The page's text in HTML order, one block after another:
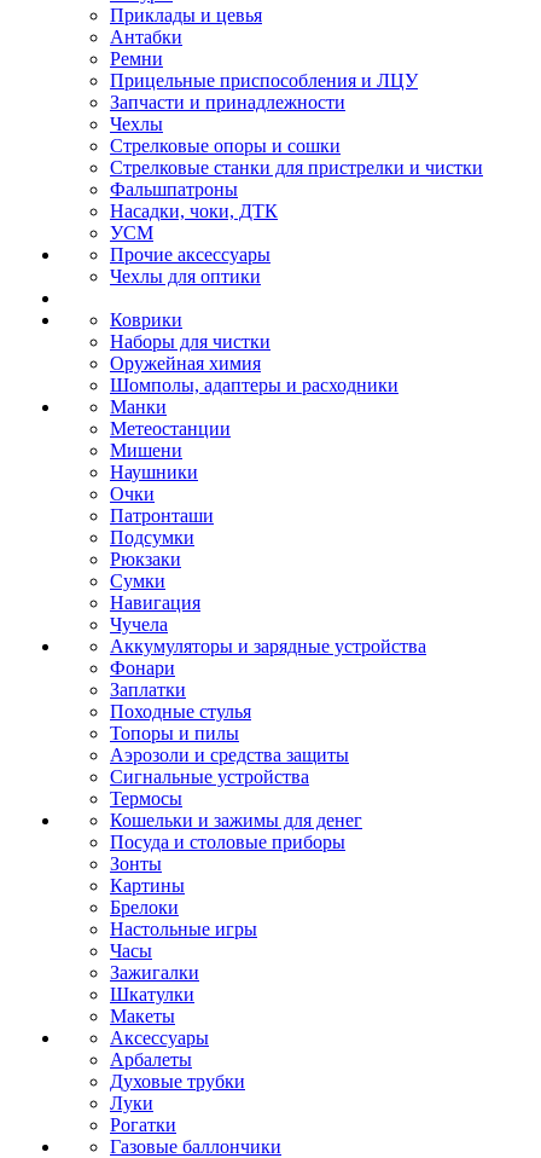
Приклады и цевья
Антабки
Ремни
Прицельные приспособления и ЛЦУ
Запчасти и принадлежности
Чехлы
Стрелковые опоры и сошки
Стрелковые станки для пристрелки и чистки
Фальшпатроны
Насадки, чоки, ДТК
УСМ
Прочие аксессуары
Чехлы для оптики
Коврики
Наборы для чистки
Оружейная химия
Шомполы, адаптеры и расходники
Манки
Метеостанции
Мишени
Наушники
Очки
Патронташи
Подсумки
Рюкзаки
Сумки
Навигация
Чучела
Аккумуляторы и зарядные устройства
Фонари
Заплатки
Походные стулья
Топоры и пилы
Аэрозоли и средства защиты
Сигнальные устройства
Термосы
Кошельки и зажимы для денег
Посуда и столовые приборы
Зонты
Картины
Брелоки
Настольные игры
Часы
Зажигалки
Шкатулки
Макеты
Аксессуары
Арбалеты
Духовые трубки
Луки
Рогатки
Газовые баллончики